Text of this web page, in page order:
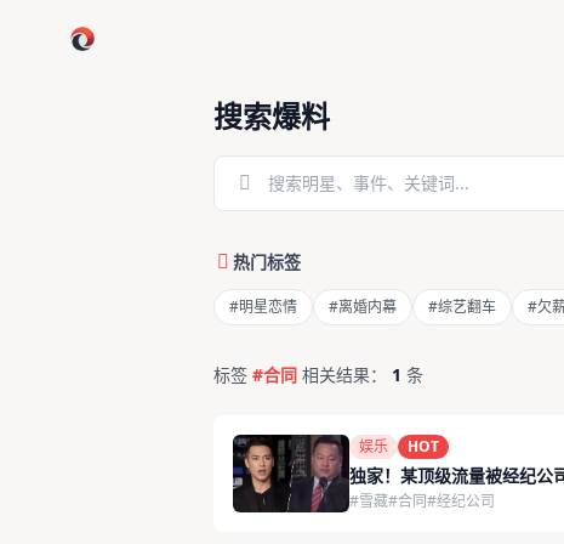
搜索爆料
热门标签
#明星恋情 #离婚内幕 #综艺翻车 #欠
标签 #合同 相关结果： 1 条
娱乐 HOT
独家！某顶级流量被经纪公
#雪藏#合同#经纪公司